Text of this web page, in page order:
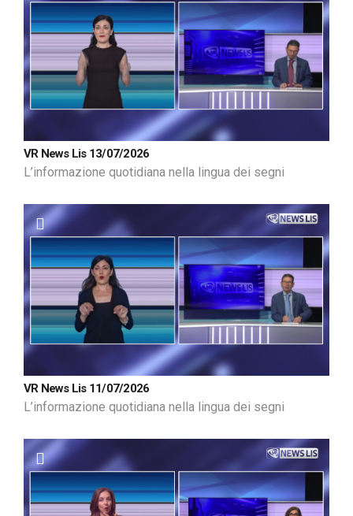
VR News Lis 13/07/2026
L’informazione quotidiana nella lingua dei segni
VR News Lis 11/07/2026
L’informazione quotidiana nella lingua dei segni